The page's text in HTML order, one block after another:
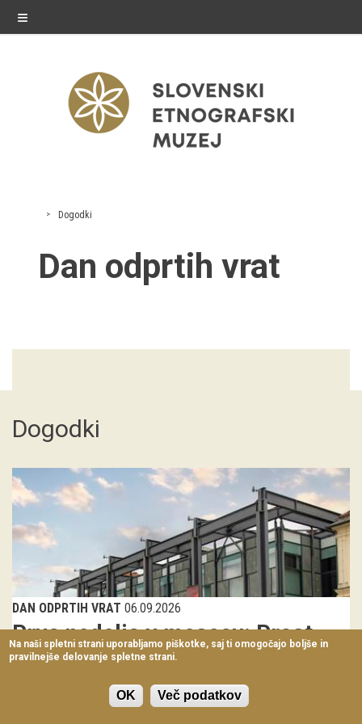
≡
razstave
Občasne razstave
E-razstave
Napovednik
Arhiv razstav
dogodki
Koledar dogodkov
Prireditve
Predavanja
Delavnice
Vodeni ogledi
Dogodki
Dan odprtih vrat
Dogodki
DAN ODPRTIH VRAT 06.09.2026
Prva nedelja v mesecu: Prost
vstop
Vsako prvo nedeljo v mesecu vabimo obiskovalce na brezplačne
oglede razstav Slovenskega...
Na naši spletni strani uporabljamo piškotke, saj ti omogočajo boljše in
pravilnejše delovanje spletne strani.
OK Več podatkov